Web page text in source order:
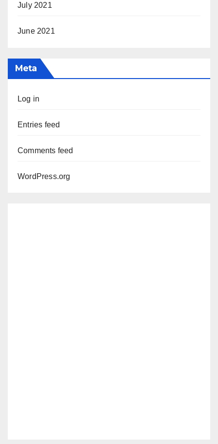
July 2021
June 2021
Meta
Log in
Entries feed
Comments feed
WordPress.org